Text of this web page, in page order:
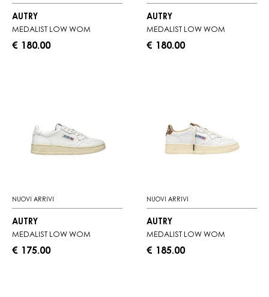
AUTRY
MEDALIST LOW WOM
€ 180.00
AUTRY
MEDALIST LOW WOM
€ 180.00
NUOVI ARRIVI
AUTRY
MEDALIST LOW WOM
€ 175.00
NUOVI ARRIVI
AUTRY
MEDALIST LOW WOM
€ 185.00